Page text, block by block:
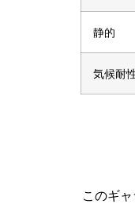
静的
気候耐
このギ